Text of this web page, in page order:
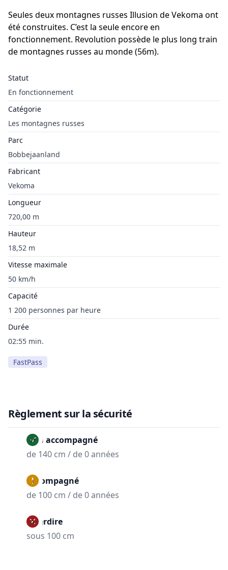
Seules deux montagnes russes Illusion de Vekoma ont
été construites. C’est la seule encore en
fonctionnement. Revolution possède le plus long train
de montagnes russes au monde (56m).
Statut
En fonctionnement
Catégorie
Les montagnes russes
Parc
Bobbejaanland
Fabricant
Vekoma
Longueur
720,00 m
Hauteur
18,52 m
Vitesse maximale
50 km/h
Capacité
1 200 personnes par heure
Durée
02:55 min.
FastPass
Règlement sur la sécurité
Non accompagné
de 140 cm / de 0 années
Accompagné
de 100 cm / de 0 années
Interdire
sous 100 cm